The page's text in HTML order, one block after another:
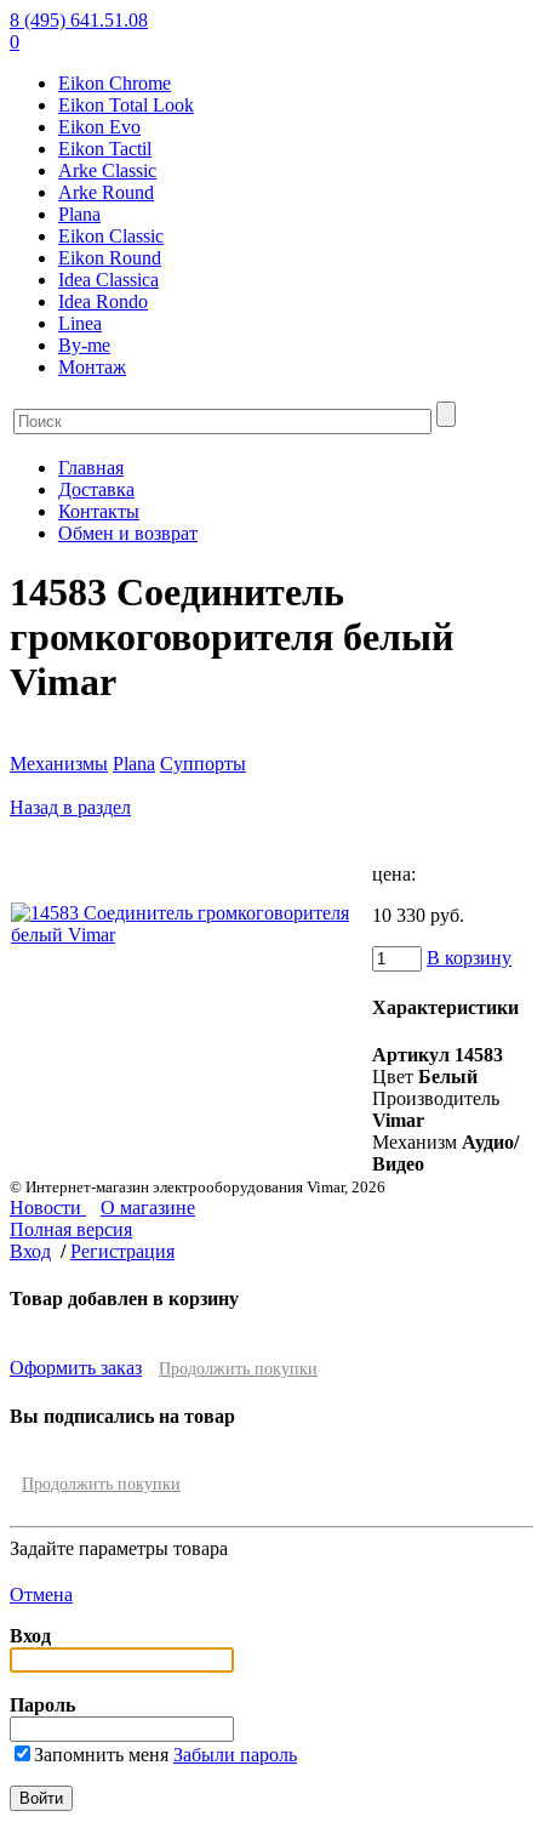
8 (495) 641.51.08
0
Eikon Chrome
Eikon Total Look
Eikon Evo
Eikon Tactil
Arke Classic
Arke Round
Plana
Eikon Classic
Eikon Round
Idea Classica
Idea Rondo
Linea
By-me
Монтаж
Главная
Доставка
Контакты
Обмен и возврат
14583 Соединитель
громкоговорителя белый
Vimar
Механизмы Plana Суппорты
Назад в раздел
цена:
10 330 руб.
В корзину
Характеристики
Артикул 14583
Цвет Белый
Производитель
Vimar
Механизм Аудио/
Видео
© Интернет-магазин электрооборудования Vimar, 2026
Новости
О магазине
Полная версия
Вход / Регистрация
Товар добавлен в корзину
Оформить заказ Продолжить покупки
Вы подписались на товар
Продолжить покупки
Задайте параметры товара
Отмена
Вход
Пароль
Запомнить меня Забыли пароль